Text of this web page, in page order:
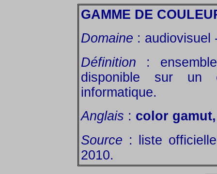
GAMME DE
Domaine : audiovisuel
Définition :
disponible sur un
informatique.
Anglais : color
Source : liste
2010.